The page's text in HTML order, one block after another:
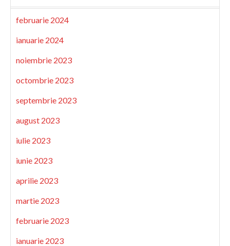
februarie 2024
ianuarie 2024
noiembrie 2023
octombrie 2023
septembrie 2023
august 2023
iulie 2023
iunie 2023
aprilie 2023
martie 2023
februarie 2023
ianuarie 2023